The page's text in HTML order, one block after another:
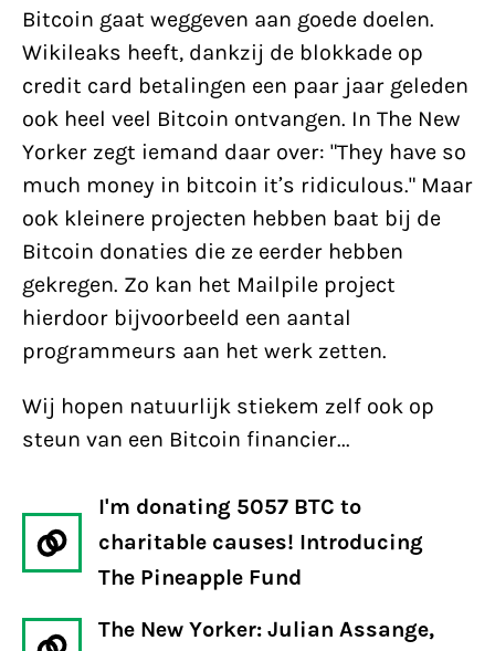
Bitcoin gaat weggeven aan goede doelen.
Wikileaks heeft, dankzij de blokkade op
credit card betalingen een paar jaar geleden
ook heel veel Bitcoin ontvangen. In The New
Yorker zegt iemand daar over: "They have so
much money in bitcoin it’s ridiculous." Maar
ook kleinere projecten hebben baat bij de
Bitcoin donaties die ze eerder hebben
gekregen. Zo kan het Mailpile project
hierdoor bijvoorbeeld een aantal
programmeurs aan het werk zetten.
Wij hopen natuurlijk stiekem zelf ook op
steun van een Bitcoin financier...
I'm donating 5057 BTC to
charitable causes! Introducing
The Pineapple Fund
The New Yorker: Julian Assange,